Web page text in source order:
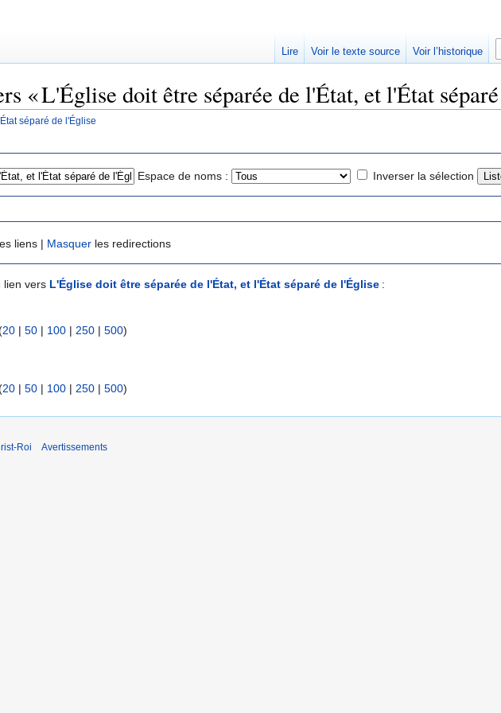
« L'Église doit être séparée de l'État, et l'État
séparé de l'Église
Espace de noms : Inverser la sélection
liens | Masquer les redirections
lien vers L'Église doit être séparée de l'État, et l'État séparé de l'Église :
20 | 50 | 100 | 250 | 500)
20 | 50 | 100 | 250 | 500)
Lire Voir le texte source Voir l’historique
Roi Avertissements